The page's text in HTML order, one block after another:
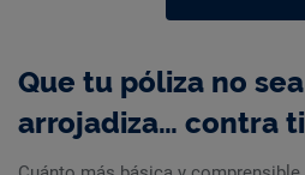
Que tu póliza no
arrojadiza… contra ti